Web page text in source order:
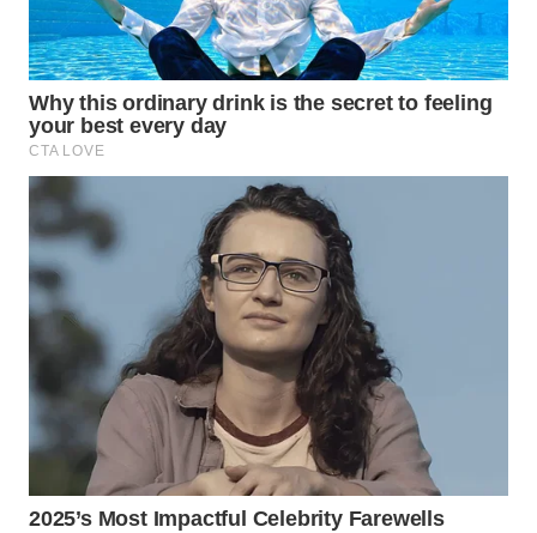
WN
PRIANGAN
TIMUR
WN
SEMARANG
WN
SOLO
BOROBUDUR
WN
MADURA
WN